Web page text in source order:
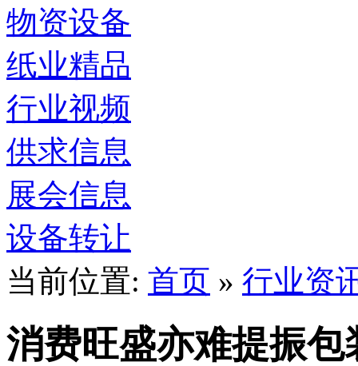
物资设备
纸业精品
行业视频
供求信息
展会信息
设备转让
当前位置: 首页 » 行业资
消费旺盛亦难提振